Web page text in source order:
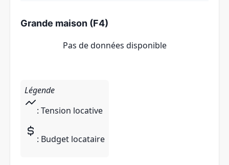
Grande maison (F4)
Pas de données disponible
Légende
: Tension locative
: Budget locataire